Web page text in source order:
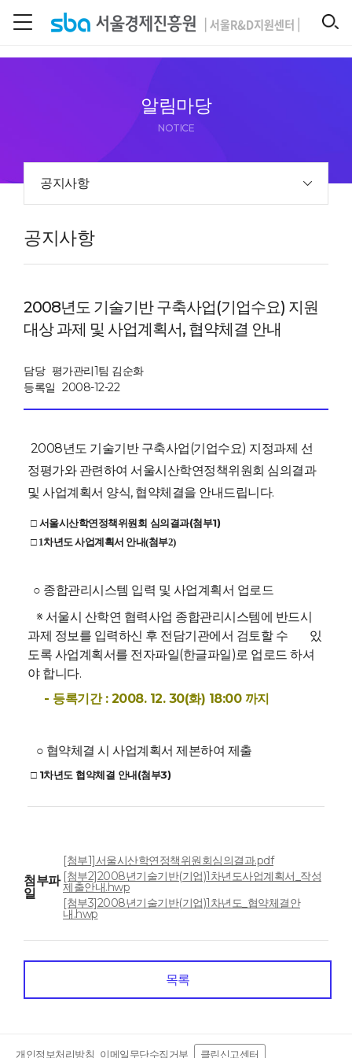
알림마당
NOTICE
공지사항
공지사항
2008년도 기술기반 구축사업(기업수요) 지원
대상 과제 및 사업계획서, 협약체결 안내
담당 평가관리1팀 김순화
등록일 2008-12-22
2008년도 기술기반 구축사업(기업수요) 지정과제 선
정평가와 관련하여 서울시산학연정책위원회 심의결과
및 사업계획서 양식, 협약체결을 안내드립니다.
□ 서울시산학연정책위원회 심의결과(첨부1)
□ 1차년도 사업계획서 안내(첨부2)
○ 종합관리시스템 입력 및 사업계획서 업로드
※ 서울시 산학연 협력사업 종합관리시스템에 반드시
과제 정보를 입력하신 후 전담기관에서 검토할 수 있
도록 사업계획서를 전자파일(한글파일)로 업로드 하셔
야 합니다.
- 등록기간 : 2008. 12. 30(화) 18:00 까지
○ 협약체결 시 사업계획서 제본하여 제출
□ 1차년도 협약체결 안내(첨부3)
첨부파
일
[첨부1]서울시산학연정책위원회심의결과.pdf
[첨부2]2008년기술기반(기업)1차년도사업계획서_작성
제출안내.hwp
[첨부3]2008년기술기반(기업)1차년도_협약체결안
내.hwp
목록
개인정보처리방침 이메일무단수집거부 클린신고센터